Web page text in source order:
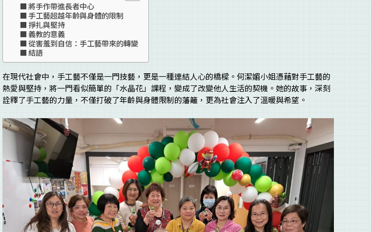
將手作帶進長者中心
手工藝超越年齡與身體的限制
掙扎與堅持
義教的意義
從害羞到自信：手工藝帶來的轉變
結語
在現代社會中，手工藝不僅是一門技藝，更是一種連結人心的橋樑。何潔媚小姐憑藉對手工藝的
熱愛與堅持，將一門看似簡單的「水晶花」課程，變成了改變他人生活的契機。她的故事，深刻
詮釋了手工藝的力量，不僅打破了年齡與身體限制的藩籬，更為社會注入了溫暖與希望。